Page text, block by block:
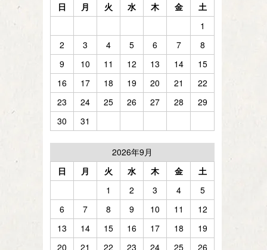
日
月 火 水 木 金
土
1
2
3 4 5 6 7
8
9
10 11 12 13 14
15
16
17 18 19 20 21
22
23
24 25 26 27 28
29
30
31
2026年9月
日
月 火 水 木 金
土
1
2 3 4
5
6
7 8 9 10 11
12
13
14 15 16 17 18
19
20
21 22 23 24 25 26